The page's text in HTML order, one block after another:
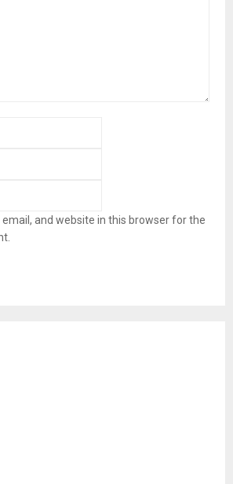
and website in this browser for the